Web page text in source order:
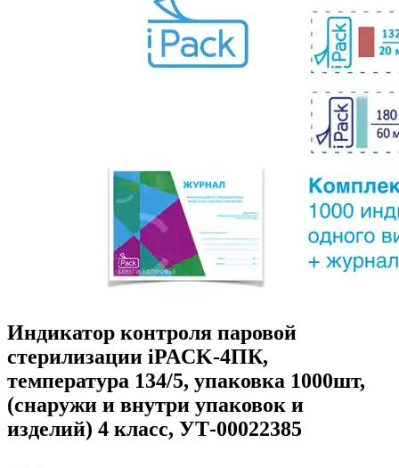
Индикатор контроля паровой
стерилизации iPACK-4ПК,
температура 134/5, упаковка 1000шт,
(снаружи и внутри упаковок и
изделий) 4 класс, УТ-00022385